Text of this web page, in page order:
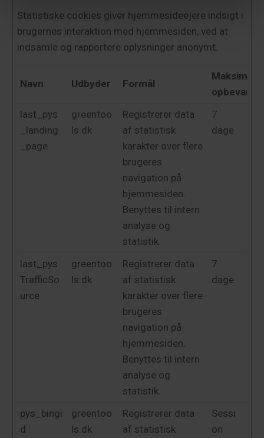
Statistiske cookies giver hjemmesideejere indsigt i
brugernes interaktion med hjemmesiden, ved at
indsamle og rapportere oplysninger anonymt.
Navn Udbyder Formål
Maksimal
last_pys
_landing
_page
greentoo
ls.dk
Registrerer data
af statistisk
karakter over flere
brugeres
navigation på
hjemmesiden.
Benyttes til intern
analyse og
statistik.
7
dage
last_pys
TrafficSo
urce
greentoo
ls.dk
Registrerer data
af statistisk
karakter over flere
brugeres
navigation på
hjemmesiden.
Benyttes til intern
analyse og
statistik.
7
dage
pys_bingi
d
greentoo
ls.dk
Registrerer data
af statistisk
Sessi
on